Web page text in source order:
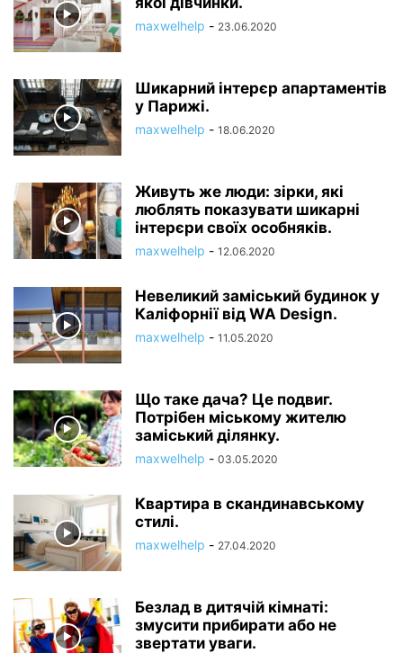
maxwelhelp - 23.06.2020
Шикарний інтерєр апартаментів
у Парижі.
maxwelhelp - 18.06.2020
Живуть же люди: зірки, які
люблять показувати шикарні
інтерєри своїх особняків.
maxwelhelp - 12.06.2020
Невеликий заміський будинок у
Каліфорнії від WA Design.
maxwelhelp - 11.05.2020
Що таке дача? Це подвиг.
Потрібен міському жителю
заміський ділянку.
maxwelhelp - 03.05.2020
Квартира в скандинавському
стилі.
maxwelhelp - 27.04.2020
Безлад в дитячій кімнаті:
змусити прибирати або не
звертати уваги.